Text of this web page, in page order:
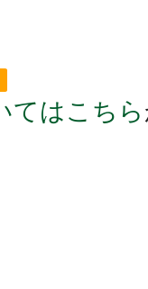
てはこちら